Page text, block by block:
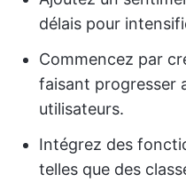
délais pour
Commencez par
faisant progresser
utilisateurs.
Intégrez des
telles que des